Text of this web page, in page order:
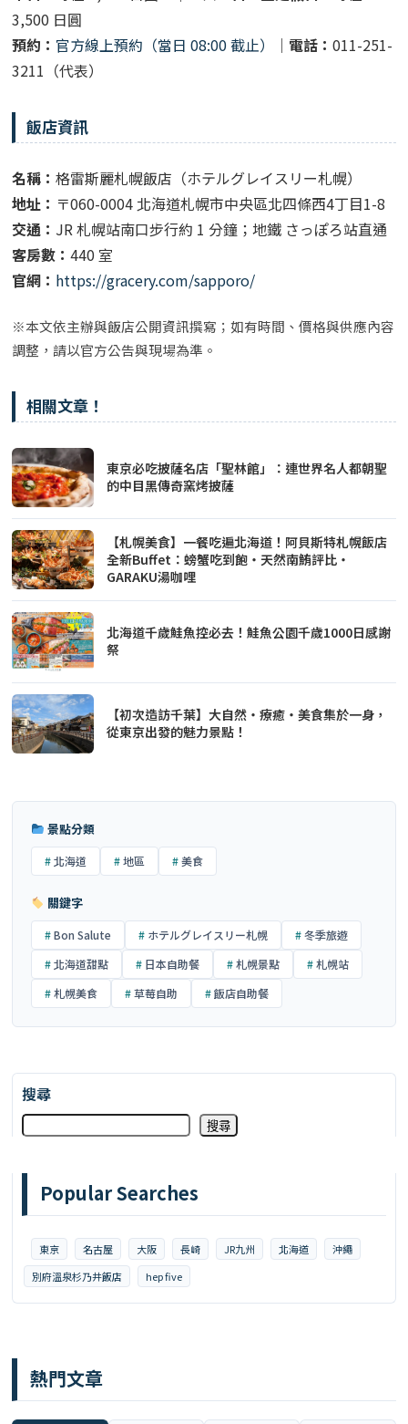
3,500 日圓
預約： 官方線上預約（當日 08:00 截止） ｜ 電話：011-251-
3211（代表）
飯店資訊
名稱：格雷斯麗札幌飯店（ホテルグレイスリー札幌）
地址： 〒060-0004 北海道札幌市中央區北四條西4丁目1-8
交通： JR 札幌站南口步行約 1 分鐘；地鐵 さっぽろ站直通
客房數：440 室
官網： https://gracery.com/sapporo/
※本文依主辦與飯店公開資訊撰寫；如有時間、價格與供應內容
調整，請以官方公告與現場為準。
相關文章！
東京必吃披薩名店「聖林館」：連世界名人都朝聖
的中目黑傳奇窯烤披薩
【札幌美食】一餐吃遍北海道！阿貝斯特札幌飯店
全新Buffet：螃蟹吃到飽・天然南鮪評比・
GARAKU湯咖哩
北海道千歲鮭魚控必去！鮭魚公園千歲1000日感謝
祭
【初次造訪千葉】大自然・療癒・美食集於一身，
從東京出發的魅力景點！
景點分類
北海道 地區 美食
關鍵字
Bon Salute ホテルグレイスリー札幌
冬季旅遊
北海道甜點
日本自助餐 札幌景點
札幌站
札幌美食
草莓自助 飯店自助餐
搜尋
搜尋
Popular Searches
東京 名古屋 大阪 長崎 JR九州 北海道
沖繩
別府溫泉杉乃井飯店
hep five
熱門文章